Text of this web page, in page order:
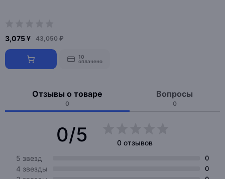
3,075 ¥ 43,050 ₽
10
оплачено
Отзывы о товаре
0
Вопросы
0
0/5
0 отзывов
5 звезд
0
4 звезды 0